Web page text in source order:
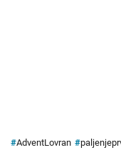
#AdventLovran #